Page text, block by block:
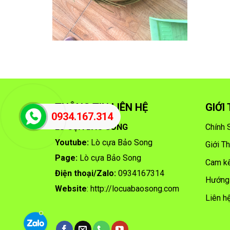
THÔNG TIN LIÊN HỆ
LÒ CỰA BẢO SONG
Youtube: Lò cựa Bảo Song
Page: Lò cựa Bảo Song
Điện thoại/Zalo: 0934167314
Website: http://locuabaosong.com
GIỚI
Chính
Giới
Cam
Liên
0934.167.314